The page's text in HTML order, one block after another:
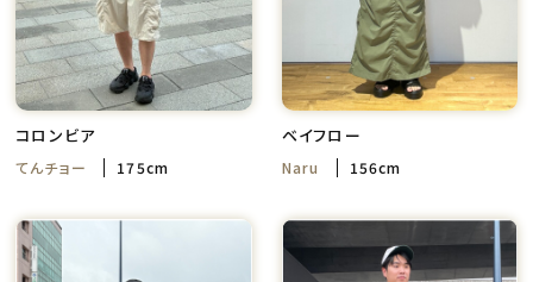
コロンビア
てんチョー 175cm
ベイフロー
Naru 156cm